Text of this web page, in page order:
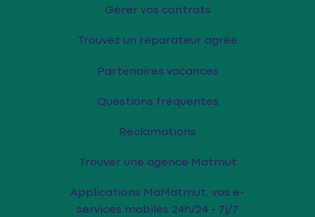
Gérer vos contrats
Trouvez un réparateur agréé
Partenaires vacances
Questions fréquentes
Réclamations
Trouver une agence Matmut
Applications MaMatmut, vos e-
services mobiles 24h/24 - 7j/7